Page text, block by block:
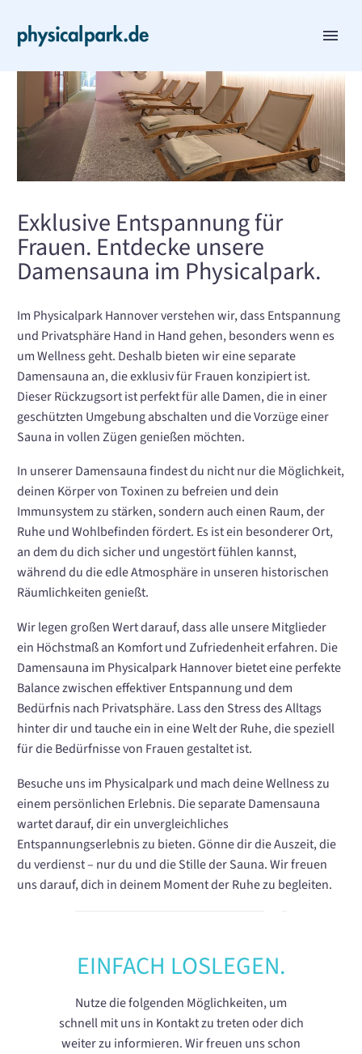
Exklusive Entspannung für
Frauen. Entdecke unsere
Damensauna im Physicalpark.
Im Physicalpark Hannover verstehen wir, dass Entspannung
und Privatsphäre Hand in Hand gehen, besonders wenn es
um Wellness geht. Deshalb bieten wir eine separate
Damensauna an, die exklusiv für Frauen konzipiert ist.
Dieser Rückzugsort ist perfekt für alle Damen, die in einer
geschützten Umgebung abschalten und die Vorzüge einer
Sauna in vollen Zügen genießen möchten.
In unserer Damensauna findest du nicht nur die Möglichkeit,
deinen Körper von Toxinen zu befreien und dein
Immunsystem zu stärken, sondern auch einen Raum, der
Ruhe und Wohlbefinden fördert. Es ist ein besonderer Ort,
an dem du dich sicher und ungestört fühlen kannst,
während du die edle Atmosphäre in unseren historischen
Räumlichkeiten genießt.
Wir legen großen Wert darauf, dass alle unsere Mitglieder
ein Höchstmaß an Komfort und Zufriedenheit erfahren. Die
Damensauna im Physicalpark Hannover bietet eine perfekte
Balance zwischen effektiver Entspannung und dem
Bedürfnis nach Privatsphäre. Lass den Stress des Alltags
hinter dir und tauche ein in eine Welt der Ruhe, die speziell
für die Bedürfnisse von Frauen gestaltet ist.
Besuche uns im Physicalpark und mach deine Wellness zu
einem persönlichen Erlebnis. Die separate Damensauna
wartet darauf, dir ein unvergleichliches
Entspannungserlebnis zu bieten. Gönne dir die Auszeit, die
du verdienst – nur du und die Stille der Sauna. Wir freuen
uns darauf, dich in deinem Moment der Ruhe zu begleiten.
EINFACH LOSLEGEN.
Nutze die folgenden Möglichkeiten, um
schnell mit uns in Kontakt zu treten oder dich
weiter zu informieren. Wir freuen uns schon